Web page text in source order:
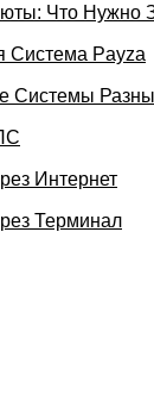
Что Нужно
Система Payza
Системы
Интернет
Терминал